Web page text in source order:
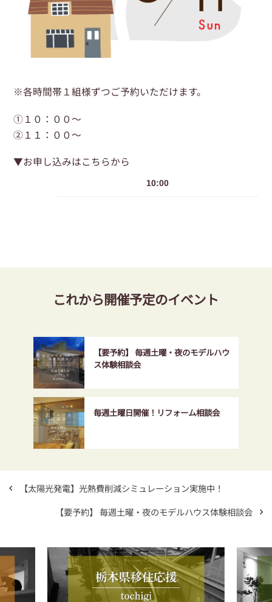
※各時間帯１組様ずつご予約いただけます。
①１０：００～
②１１：００～
▼お申し込みはこちらから
10:00
これから開催予定のイベント
【要予約】 毎週土曜・夜のモデルハウ
ス体験相談会
毎週土曜日開催！リフォーム相談会
【太陽光発電】光熱費削減シミュレーション実施中！
【要予約】 毎週土曜・夜のモデルハウス体験相談会